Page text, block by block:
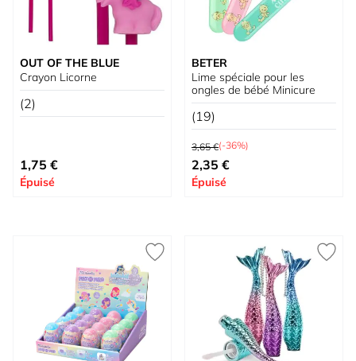
OUT OF THE BLUE
Crayon Licorne
(2)
1,75 €
Épuisé
BETER
Lime spéciale pour les
ongles de bébé Minicure
(19)
Prix normal
3,65 €(-36%)
Prix spécial
2,35 €
Épuisé